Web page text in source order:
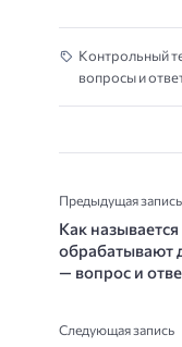
Контрольный
вопросы и
Предыдущая запись
Как
обрабатывают
— вопрос и
Следующая запись